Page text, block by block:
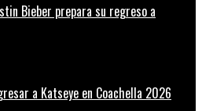
Bieber prepara su regreso a
a Katseye en Coachella 2026